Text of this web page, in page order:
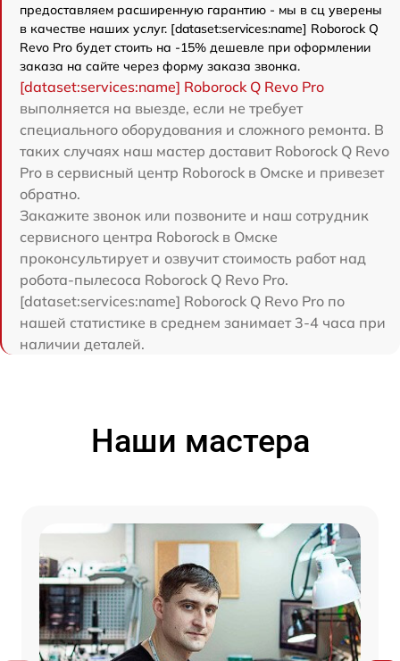
предоставляем расширенную гарантию - мы в сц уверены
в качестве наших услуг. [dataset:services:name] Roborock Q
Revo Pro будет стоить на -15% дешевле при оформлении
заказа на сайте через форму заказа звонка.
[dataset:services:name] Roborock Q Revo Pro
выполняется на выезде, если не требует
специального оборудования и сложного ремонта. В
таких случаях наш мастер доставит Roborock Q Revo
Pro в сервисный центр Roborock в Омске и привезет
обратно.
Закажите звонок или позвоните и наш сотрудник
сервисного центра Roborock в Омске
проконсультирует и озвучит стоимость работ над
робота-пылесоса Roborock Q Revo Pro.
[dataset:services:name] Roborock Q Revo Pro по
нашей статистике в среднем занимает 3-4 часа при
наличии деталей.
Наши мастера